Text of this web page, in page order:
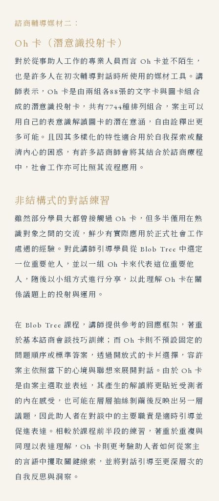
諮商輔導媒材二：
Oh 卡（潛意識投射卡）
對於從事助人工作的專業人員而言 Oh 卡並不陌生，
也是許多人在初次輔導對話時所使用的媒材工具。講
師表示，Oh 卡是由兩組各88張的文字卡與圖卡組合
成的潛意識投射卡，共有7744種排列組合，案主可以
用自己的表意識解讀圖卡的潛在意涵，自由詮釋出更
多可能。且因其多樣化的特性適合用於自我探索或釐
清內心的困惑，有許多諮商師會將其結合於諮商療程
中，社會工作亦可比照其流程應用。
非結構式的對話練習
雖然部分學員大都曾接觸過 Oh 卡，但多半僅用在熟
識對象之間的交流，鮮少有實際應用於正式社會工作
處遇的經驗。對此講師引導學員從 Blob Tree 中選定
一位重要他人，並以一組 Oh 卡來代表這位重要他
人，隨後以小組方式進行分享，以此理解 Oh 卡在關
係議題上的投射與運用。
在 Blob Tree 課程，講師提供參考的回應框架，著重
於基本諮商會談技巧訓練；而 Oh 卡則不預設固定的
問題順序或標準答案，透過開放式的卡片選擇，容許
案主依照當下的心境與聯想來展開對話。由於 Oh 卡
是由案主選取並表述，其產生的解讀將更貼近受測者
的內在感受，也可能在層層抽絲剝繭後反映出另一層
議題，因此助人者在對談中的主要職責是適時引導並
促進表達。相較於課程前半段的練習，著重於重複與
同理以表達理解，Oh 卡則更考驗助人者如何從案主
的言語中攫取關鍵線索，並將對話引導至更深層次的
自我反思與洞察。